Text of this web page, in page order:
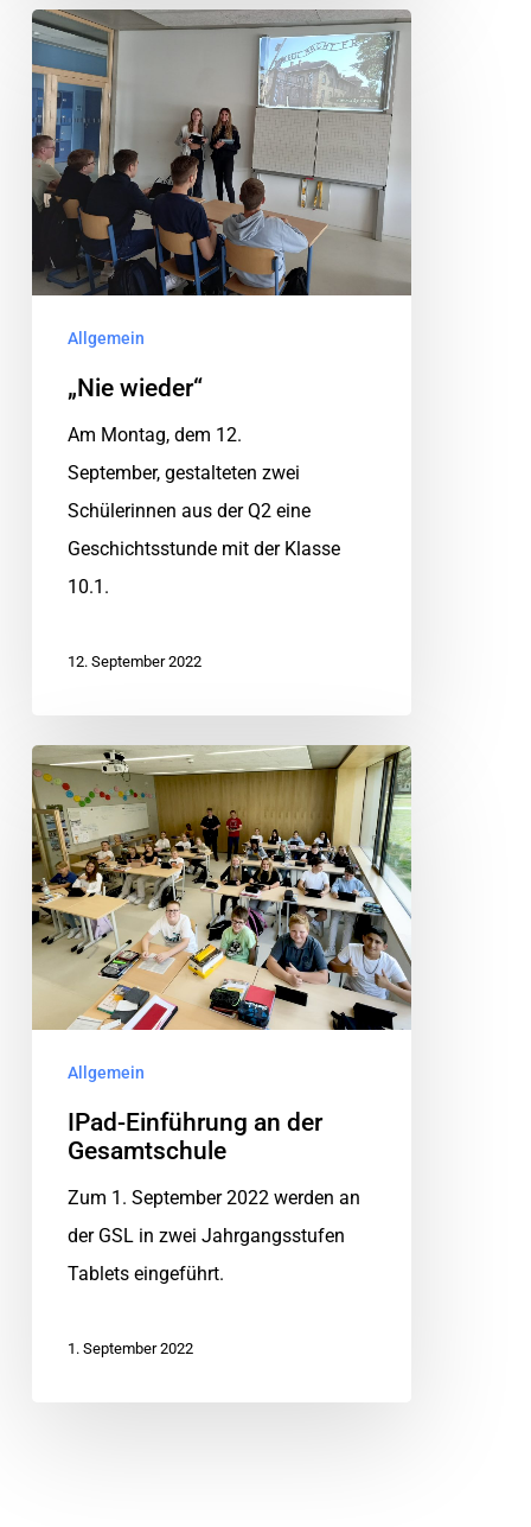
Allgemein
„Nie wieder“
Am Montag, dem 12.
September, gestalteten zwei
Schülerinnen aus der Q2 eine
Geschichtsstunde mit der Klasse
10.1.
12. September 2022
Allgemein
IPad-Einführung an der
Gesamtschule
Zum 1. September 2022 werden an
der GSL in zwei Jahrgangsstufen
Tablets eingeführt.
1. September 2022